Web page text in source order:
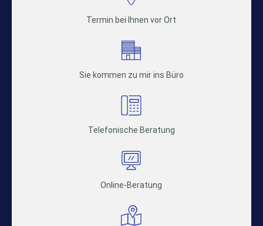
Termin bei Ihnen vor Ort
Sie kommen zu mir ins Büro
Telefonische Beratung
Online-Beratung